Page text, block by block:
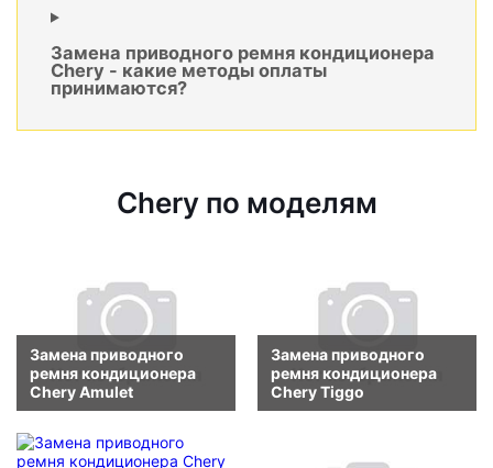
Замена приводного ремня кондиционера
Chery - какие методы оплаты
принимаются?
Chery по моделям
Замена приводного
ремня кондиционера
Chery Amulet
Замена приводного
ремня кондиционера
Chery Tiggo